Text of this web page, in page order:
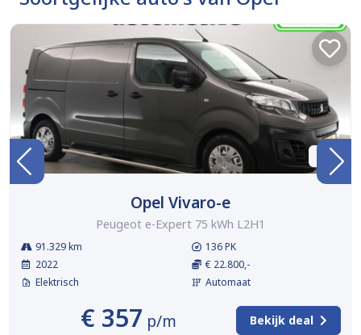
BTW
Opel Vivaro-e
Peugeot e-Expert 75 kWh L2H1
91.329 km
2022
Elektrisch
136 PK
€ 22.800,-
Automaat
€ 357 p/m Bekijk deal